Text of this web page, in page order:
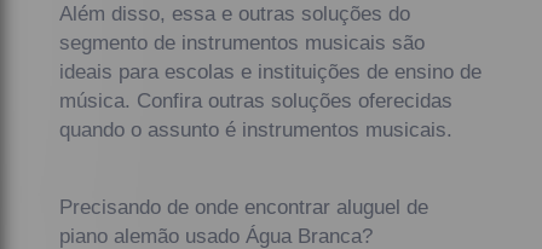
Além disso, essa e outras soluções do
segmento de instrumentos musicais são
ideais para escolas e instituições de ensino de
música. Confira outras soluções oferecidas
quando o assunto é instrumentos musicais.
Precisando de onde encontrar aluguel de
piano alemão usado Água Branca?